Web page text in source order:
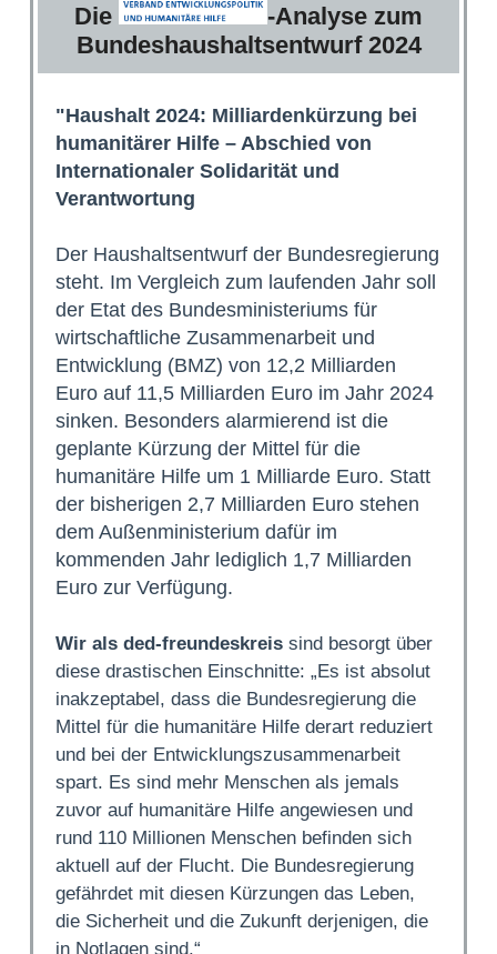
Die
-Analyse zum
Bundeshaushaltsentwurf 2024
"Haushalt 2024: Milliardenkürzung bei
humanitärer Hilfe – Abschied von
Internationaler Solidarität und
Verantwortung
Der Haushaltsentwurf der Bundesregierung
steht. Im Vergleich zum laufenden Jahr soll
der Etat des Bundesministeriums für
wirtschaftliche Zusammenarbeit und
Entwicklung (BMZ) von 12,2 Milliarden
Euro auf 11,5 Milliarden Euro im Jahr 2024
sinken. Besonders alarmierend ist die
geplante Kürzung der Mittel für die
humanitäre Hilfe um 1 Milliarde Euro. Statt
der bisherigen 2,7 Milliarden Euro stehen
dem Außenministerium dafür im
kommenden Jahr lediglich 1,7 Milliarden
Euro zur Verfügung.
Wir als ded-freundeskreissind besorgt über
diese drastischen Einschnitte: „Es ist absolut
inakzeptabel, dass die Bundesregierung die
Mittel für die humanitäre Hilfe derart reduziert
und bei der Entwicklungszusammenarbeit
spart. Es sind mehr Menschen als jemals
zuvor auf humanitäre Hilfe angewiesen und
rund 110 Millionen Menschen befinden sich
aktuell auf der Flucht. Die Bundesregierung
gefährdet mit diesen Kürzungen das Leben,
die Sicherheit und die Zukunft derjenigen, die
in Notlagen sind.“